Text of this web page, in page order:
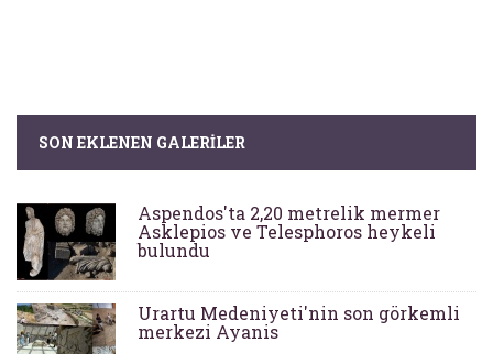
SON EKLENEN GALERILER
Aspendos'ta 2,20 metrelik mermer
Asklepios ve Telesphoros heykeli
bulundu
Urartu Medeniyeti'nin son görkemli
merkezi Ayanis